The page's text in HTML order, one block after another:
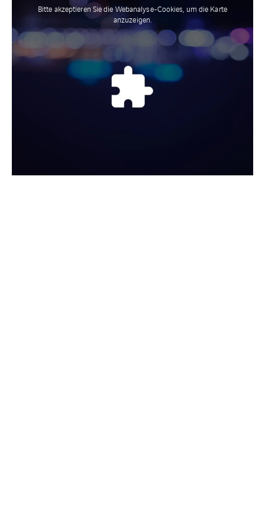
Bitte akzeptieren Sie die Webanalyse-Cookies, um die Karte
anzuzeigen.